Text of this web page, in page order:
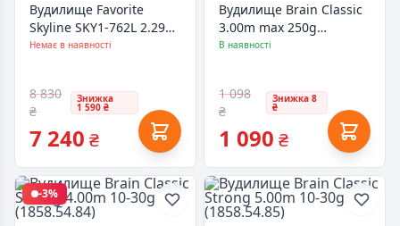
Вудилище Favorite
Skyline SKY1-762L 2.29m
3-14g Ex.Fast
Немає в наявності
8 830
₴
Знижка
1 590 ₴
7 240 ₴
Вудилище Brain Classic
3.00m max 250g
(1858.43.90)
В наявності
1 098
₴
Знижка 8
₴
1 090 ₴
-3%